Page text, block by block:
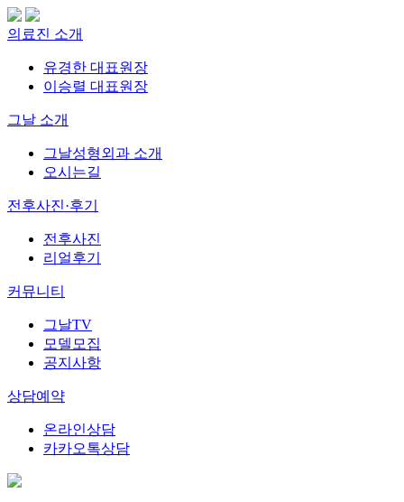
의료진 소개
유경한 대표원장
이승렬 대표원장
그날 소개
그날성형외과 소개
오시는길
전후사진·후기
전후사진
리얼후기
커뮤니티
그날TV
모델모집
공지사항
상담예약
온라인상담
카카오톡상담